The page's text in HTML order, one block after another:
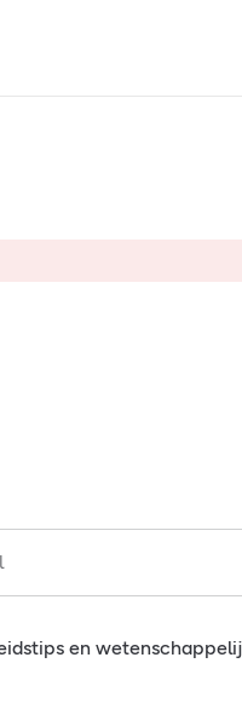
en